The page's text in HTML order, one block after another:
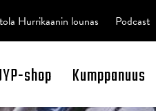
shop Kumppanuus
Hurrikaanin lounas Podcast